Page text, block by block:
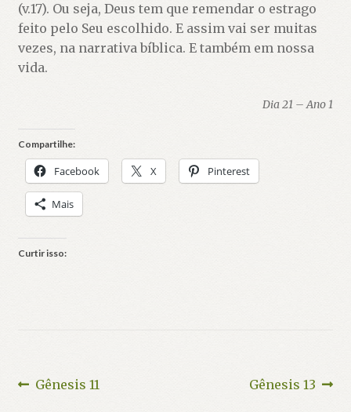
(v.17). Ou seja, Deus tem que remendar o estrago
feito pelo Seu escolhido. E assim vai ser muitas
vezes, na narrativa bíblica. E também em nossa
vida.
Dia 21 – Ano 1
Compartilhe:
Facebook X Pinterest
Mais
Curtir isso:
Navegação
Post
Gênesis 11
Próximo
Gênesis 13